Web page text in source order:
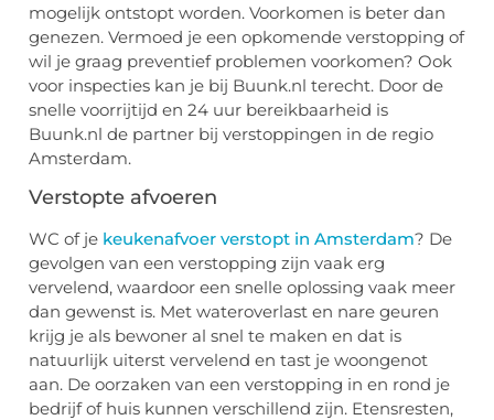
mogelijk ontstopt worden. Voorkomen is beter dan
genezen. Vermoed je een opkomende verstopping of
wil je graag preventief problemen voorkomen? Ook
voor inspecties kan je bij Buunk.nl terecht. Door de
snelle voorrijtijd en 24 uur bereikbaarheid is
Buunk.nl de partner bij verstoppingen in de regio
Amsterdam.
Verstopte afvoeren
WC of je keukenafvoer verstopt in Amsterdam? De
gevolgen van een verstopping zijn vaak erg
vervelend, waardoor een snelle oplossing vaak meer
dan gewenst is. Met wateroverlast en nare geuren
krijg je als bewoner al snel te maken en dat is
natuurlijk uiterst vervelend en tast je woongenot
aan. De oorzaken van een verstopping in en rond je
bedrijf of huis kunnen verschillend zijn. Etensresten,